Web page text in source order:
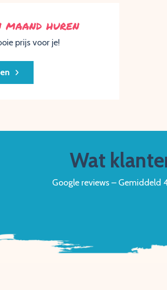
huren
prijs voor je!
Wat
Google reviews – Gemiddeld